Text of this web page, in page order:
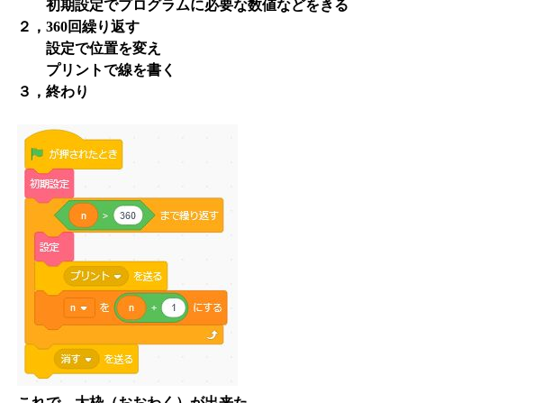
初期設定でプログラムに必要な数値などをきる
２，360回繰り返す
設定で位置を変え
プリントで線を書く
３，終わり